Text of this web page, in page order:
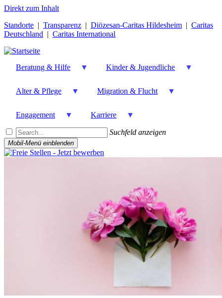
Direkt zum Inhalt
Standorte | Transparenz | Diözesan-Caritas Hildesheim | Caritas
Deutschland | Caritas International
Beratung & Hilfe Kinder & Jugendliche
Alter & Pflege Migration & Flucht
Engagement Karriere
Suchfeld anzeigen
Mobil-Menü einblenden